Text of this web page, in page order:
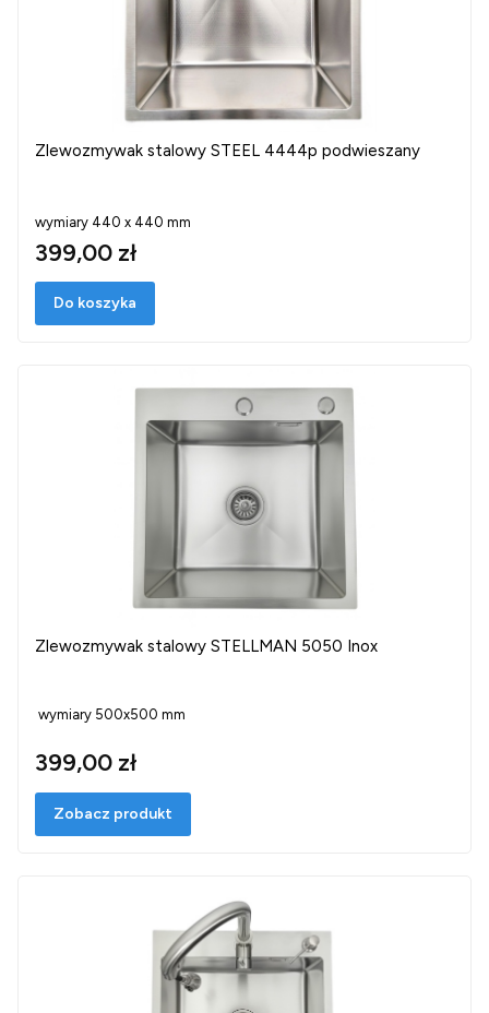
Zlewozmywak stalowy STEEL 4444p podwieszany
wymiary 440 x 440 mm
399,00 zł
Do koszyka
Zlewozmywak stalowy STELLMAN 5050 Inox
wymiary 500x500 mm
399,00 zł
Zobacz produkt